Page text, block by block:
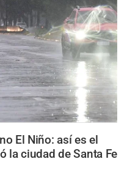
El Niño: así es el
la ciudad de Santa Fe